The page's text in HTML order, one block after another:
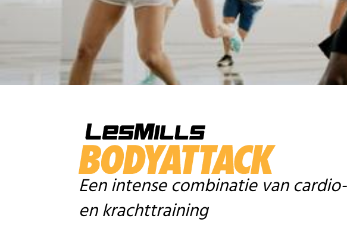
Personal Training
CivitaS Meppel – Gezondheidscentrum
Lidmaatschappen
Lesrooster Meppel
Een intense combinatie van cardio-
en krachttraining